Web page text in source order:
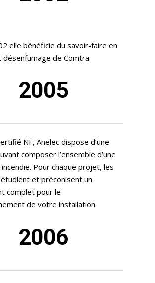
elle bénéficie du savoir-faire en
désenfumage de Comtra.
2005
NF, Anelec dispose d’une
composer l’ensemble d’une
Pour chaque projet, les
et préconisent un
complet pour le
de votre installation.
2006